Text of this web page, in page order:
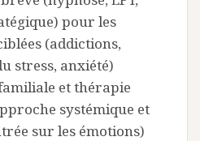
pour les
(addictions,
stress, anxiété)
et thérapie
systémique et
sur les émotions)